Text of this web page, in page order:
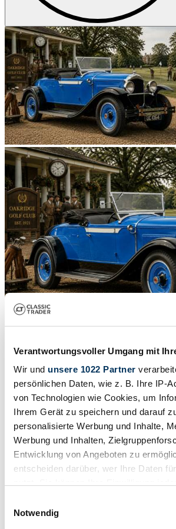
Verantwortungsvoller Umgang mit
Wir und unsere 1022 Partner
persönlichen Daten, wie z. B. Ihre IP-
von Technologien wie Cookies, um
Ihrem Gerät zu speichern und darauf
personalisierte Werbung und Inhalte,
Werbung und Inhalten,
Entwicklung von Angeboten zu
entscheiden darüber, wer Ihre Daten
Trigger Symbol ändern oder widerrufen
Notwendig
CHF 52'312